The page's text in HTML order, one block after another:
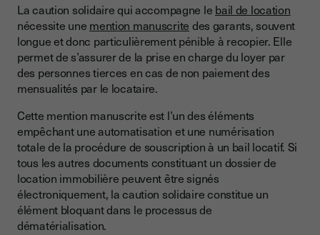
La caution solidaire qui accompagne le bail de location
nécessite une mention manuscrite des garants, souvent
longue et donc particulièrement pénible à recopier. Elle
permet de s’assurer de la prise en charge du loyer par
des personnes tierces en cas de non paiement des
mensualités par le locataire.
Cette mention manuscrite est l’un des éléments
empêchant une automatisation et une numérisation
totale de la procédure de souscription à un bail locatif. Si
tous les autres documents constituant un dossier de
location immobilière peuvent être signés
électroniquement, la caution solidaire constitue un
élément bloquant dans le processus de
dématérialisation.